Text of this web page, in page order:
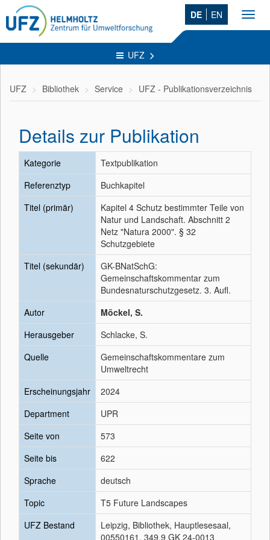
DE EN
UFZ
UFZ Bibliothek Service UFZ - Publikationsverzeichnis
Details zur Publikation
Kategorie
Textpublikation
Referenztyp
Buchkapitel
Titel (primär)
Kapitel 4 Schutz bestimmter Teile von
Natur und Landschaft. Abschnitt 2
Netz "Natura 2000". § 32
Schutzgebiete
Titel (sekundär)
GK-BNatSchG:
Gemeinschaftskommentar zum
Bundesnaturschutzgesetz. 3. Aufl.
Autor
Möckel, S.
Herausgeber
Schlacke, S.
Quelle
Gemeinschaftskommentare zum
Umweltrecht
Erscheinungsjahr
2024
Department
UPR
Seite von
573
Seite bis
622
Sprache
deutsch
Topic
T5 Future Landscapes
UFZ Bestand
Leipzig, Bibliothek, Hauptlesesaal,
00550161, 349.9 GK 24-0013